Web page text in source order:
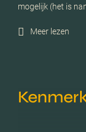
mogelijk (het is
Meer lezen